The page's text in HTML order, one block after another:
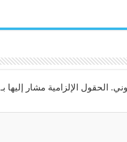
الحقول الإلزامية مشار إليها بـ